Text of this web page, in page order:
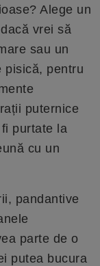
Alege un
vrei să
sau un
pisică, pentru
puternice
purtate la
cu un
pandantive
parte de o
putea bucura